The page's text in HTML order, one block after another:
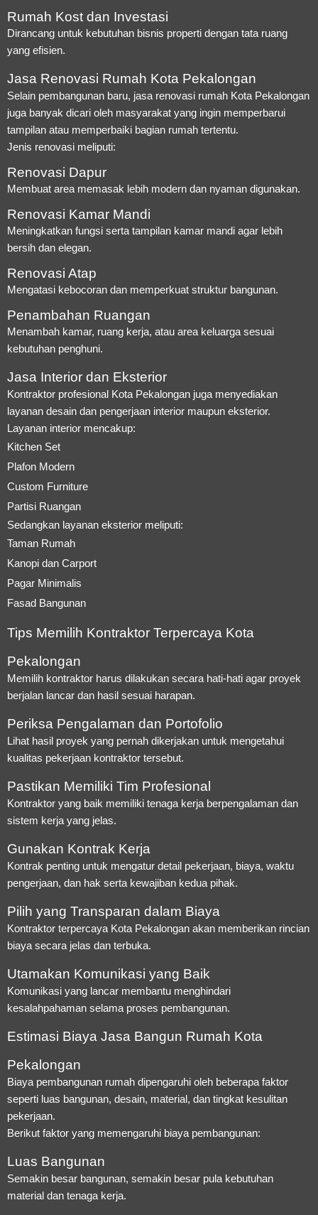
Rumah Kost dan Investasi
Dirancang untuk kebutuhan bisnis properti dengan tata ruang
yang efisien.
Jasa Renovasi Rumah Kota Pekalongan
Selain pembangunan baru, jasa renovasi rumah Kota Pekalongan
juga banyak dicari oleh masyarakat yang ingin memperbarui
tampilan atau memperbaiki bagian rumah tertentu.
Jenis renovasi meliputi:
Renovasi Dapur
Membuat area memasak lebih modern dan nyaman digunakan.
Renovasi Kamar Mandi
Meningkatkan fungsi serta tampilan kamar mandi agar lebih
bersih dan elegan.
Renovasi Atap
Mengatasi kebocoran dan memperkuat struktur bangunan.
Penambahan Ruangan
Menambah kamar, ruang kerja, atau area keluarga sesuai
kebutuhan penghuni.
Jasa Interior dan Eksterior
Kontraktor profesional Kota Pekalongan juga menyediakan
layanan desain dan pengerjaan interior maupun eksterior.
Layanan interior mencakup:
Kitchen Set
Plafon Modern
Custom Furniture
Partisi Ruangan
Sedangkan layanan eksterior meliputi:
Taman Rumah
Kanopi dan Carport
Pagar Minimalis
Fasad Bangunan
Tips Memilih Kontraktor Terpercaya Kota
Pekalongan
Memilih kontraktor harus dilakukan secara hati-hati agar proyek
berjalan lancar dan hasil sesuai harapan.
Periksa Pengalaman dan Portofolio
Lihat hasil proyek yang pernah dikerjakan untuk mengetahui
kualitas pekerjaan kontraktor tersebut.
Pastikan Memiliki Tim Profesional
Kontraktor yang baik memiliki tenaga kerja berpengalaman dan
sistem kerja yang jelas.
Gunakan Kontrak Kerja
Kontrak penting untuk mengatur detail pekerjaan, biaya, waktu
pengerjaan, dan hak serta kewajiban kedua pihak.
Pilih yang Transparan dalam Biaya
Kontraktor terpercaya Kota Pekalongan akan memberikan rincian
biaya secara jelas dan terbuka.
Utamakan Komunikasi yang Baik
Komunikasi yang lancar membantu menghindari
kesalahpahaman selama proses pembangunan.
Estimasi Biaya Jasa Bangun Rumah Kota
Pekalongan
Biaya pembangunan rumah dipengaruhi oleh beberapa faktor
seperti luas bangunan, desain, material, dan tingkat kesulitan
pekerjaan.
Berikut faktor yang memengaruhi biaya pembangunan:
Luas Bangunan
Semakin besar bangunan, semakin besar pula kebutuhan
material dan tenaga kerja.